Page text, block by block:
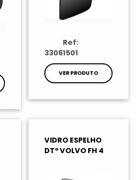
Ref:
33061501
VER PRODUTO
VIDRO ESPELHO
DTº VOLVO FH 4